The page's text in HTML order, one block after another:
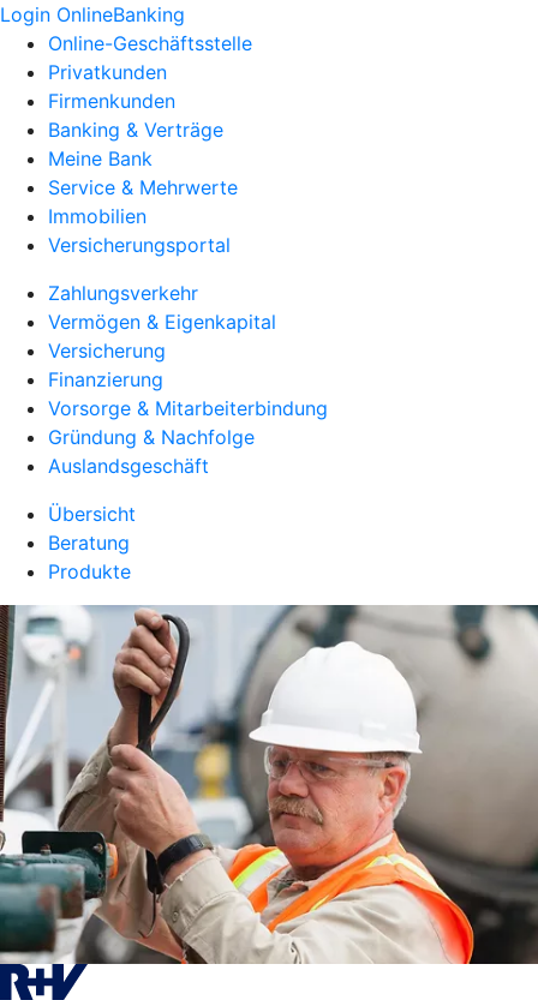
Login OnlineBanking
Online-Geschäftsstelle
Privatkunden
Firmenkunden
Banking & Verträge
Meine Bank
Service & Mehrwerte
Immobilien
Versicherungsportal
Zahlungsverkehr
Vermögen & Eigenkapital
Versicherung
Finanzierung
Vorsorge & Mitarbeiterbindung
Gründung & Nachfolge
Auslandsgeschäft
Übersicht
Beratung
Produkte